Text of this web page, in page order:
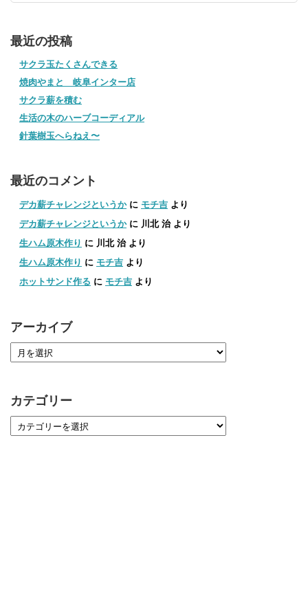
最近の投稿
サクラ玉たくさんできる
焼肉やまと 岐阜インター店
サクラ薪を積む
生活の木のハーブコーディアル
針葉樹玉へらねえ〜
最近のコメント
デカ薪チャレンジというかに モチ吉 より
デカ薪チャレンジというかに 川北 治より
生ハム原木作り に 川北 治より
生ハム原木作り に モチ吉 より
ホットサンド作る に モチ吉 より
アーカイブ
カテゴリー